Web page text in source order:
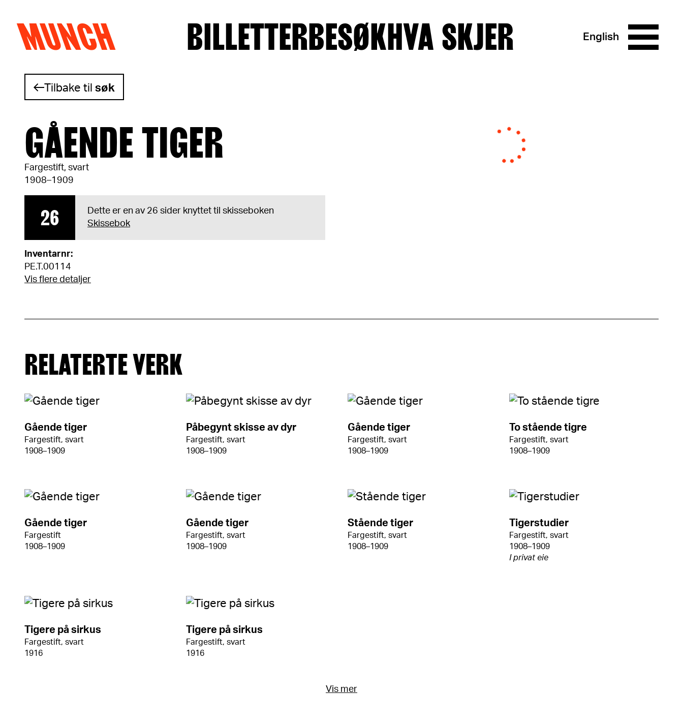
Hopp til innhold
MUNCH BILLETTERBESØKHVA SKJER English
Tilbake tilsøk
GÅENDE TIGER
Fargestift, svart
1908–1909
26
Dette er en av 26 sider knyttet til skisseboken
Skissebok
Inventarnr:
PE.T.00114
Vis flere detaljer
RELATERTE VERK
Gående tiger
Fargestift, svart
1908–1909
Påbegynt skisse av dyr
Fargestift, svart
1908–1909
Gående tiger
Fargestift, svart
1908–1909
To stående tigre
Fargestift, svart
1908–1909
Gående tiger
Fargestift
1908–1909
Gående tiger
Fargestift, svart
1908–1909
Stående tiger
Fargestift, svart
1908–1909
Tigerstudier
Fargestift, svart
1908–1909
I privat eie
Tigere på sirkus
Fargestift, svart
1916
Tigere på sirkus
Fargestift, svart
1916
Vis mer